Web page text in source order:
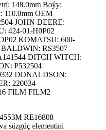
148.0mm Boýy:
110.0mm OEM
JOHN DEERE:
424-01-H0P02
KOMATSU: 600-
RS3507
DITCH WITCH:
P532504
DONALDSON:
220034
FILM FILM2